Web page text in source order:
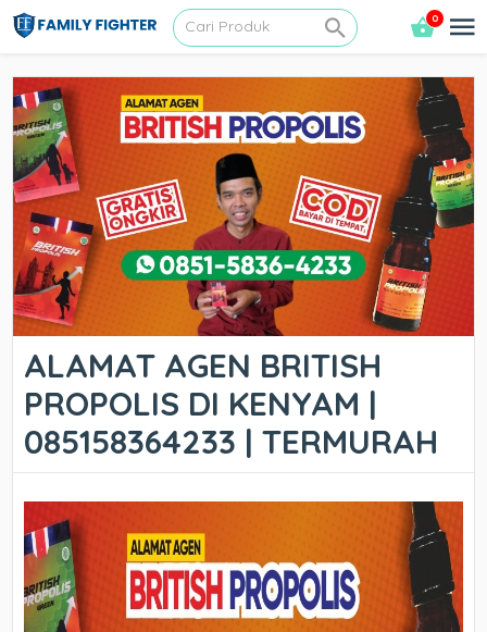
0
ALAMAT AGEN BRITISH
PROPOLIS DI KENYAM |
085158364233 | TERMURAH